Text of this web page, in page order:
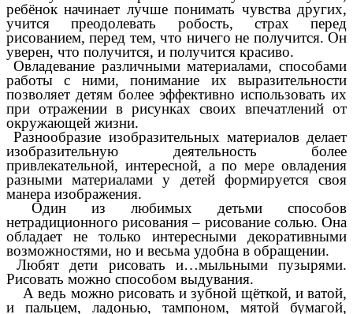
ребёнок начинает лучше понимать чувства других,
учится преодолевать робость, страх перед
рисованием, перед тем, что ничего не получится. Он
уверен, что получится, и получится красиво.
Овладевание различными материалами, способами
работы с ними, понимание их выразительности
позволяет детям более эффективно использовать их
при отражении в рисунках своих впечатлений от
окружающей жизни.
Разнообразие изобразительных материалов делает
изобразительную деятельность более
привлекательной, интересной, а по мере овладения
разными материалами у детей формируется своя
манера изображения.
Один из любимых детьми способов
нетрадиционного рисования – рисование солью. Она
обладает не только интересными декоративными
возможностями, но и весьма удобна в обращении.
Любят дети рисовать и…мыльными пузырями.
Рисовать можно способом выдувания.
А ведь можно рисовать и зубной щёткой, и ватой,
и пальцем, ладонью, тампоном, мятой бумагой,